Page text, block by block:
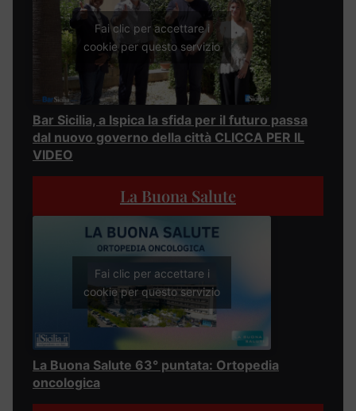
Fai clic per accettare i
cookie per questo servizio
Bar Sicilia, a Ispica la sfida per il futuro passa
dal nuovo governo della città CLICCA PER IL
VIDEO
La Buona Salute
Fai clic per accettare i
cookie per questo servizio
La Buona Salute 63° puntata: Ortopedia
oncologica